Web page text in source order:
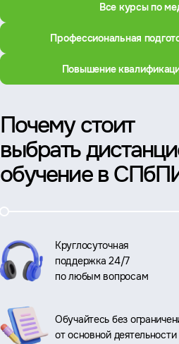
Все курсы по
Профессиональная
Повышение
Почему стоит
выбрать
обучение в
Круглосуточная
поддержка 24/7
по любым вопросам
Обучайтесь без
от основной деятельности